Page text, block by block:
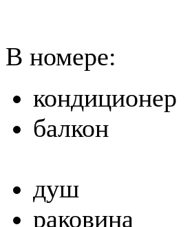
В номере:
кондиционер
балкон
душ
раковина